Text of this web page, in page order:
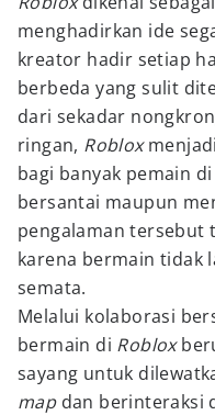
menghadirkan ide
kreator hadir setiap
berbeda yang sulit
dari sekadar
ringan, Roblox
bagi banyak pemain
bersantai maupun
pengalaman tersebut
karena bermain tidak
semata.
Melalui kolaborasi
bermain di Roblox
sayang untuk
mapdan berinteraksi